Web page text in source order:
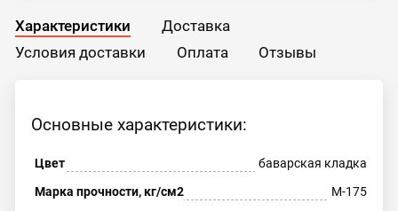
Характеристики
Доставка
Условия доставки
Оплата Отзывы
Основные характеристики:
Цвет
баварская кладка
Марка прочности, кг/см2
М-175